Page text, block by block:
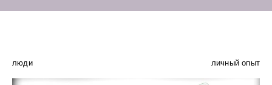
люди личный опыт